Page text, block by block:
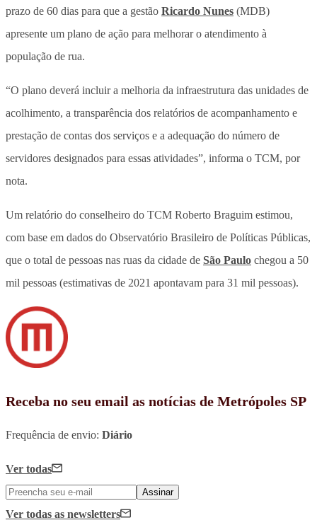
prazo de 60 dias para que a gestão Ricardo Nunes (MDB)
apresente um plano de ação para melhorar o atendimento à
população de rua.
“O plano deverá incluir a melhoria da infraestrutura das unidades de
acolhimento, a transparência dos relatórios de acompanhamento e
prestação de contas dos serviços e a adequação do número de
servidores designados para essas atividades”, informa o TCM, por
nota.
Um relatório do conselheiro do TCM Roberto Braguim estimou,
com base em dados do Observatório Brasileiro de Políticas Públicas,
que o total de pessoas nas ruas da cidade de São Paulo chegou a 50
mil pessoas (estimativas de 2021 apontavam para 31 mil pessoas).
Receba no seu email as notícias de Metrópoles SP
Frequência de envio: Diário
Ver todas
Assinar
Ver todas as newsletters